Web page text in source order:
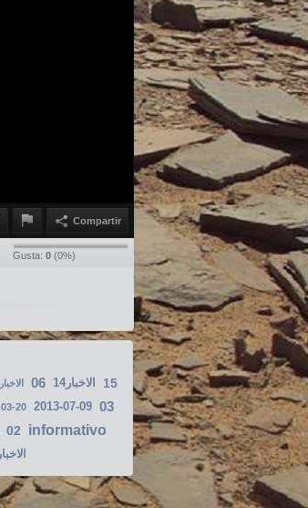
Compartir
Gusta: 0 (0%)
الاخبار2011-10-18 06 الاخبار14 15
20 2013-07-09 03
02 informativo
الاخبار09